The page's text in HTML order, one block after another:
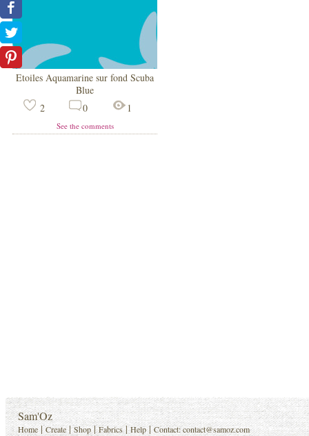
Etoiles Aquamarine sur fond Scuba
Blue
2
0 1
See the comments
Sam'Oz
Home |Create |Shop |Fabrics |Help |Contact:contact@samoz.com